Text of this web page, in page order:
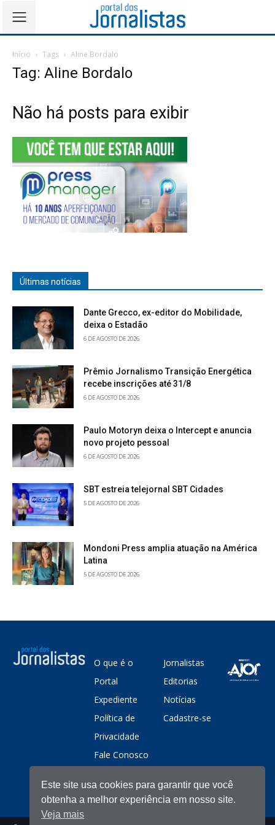
Início Tags Aline Bordalo
Tag: Aline Bordalo
Não há posts para exibir
Últimas notícias
Dante Grecco, ex-editor do Mobilidade,
deixa o Estadão
6 DE AGOSTO DE 2026
Prêmio Jornalismo Transição Energética
recebe inscrições até 31/8
6 DE AGOSTO DE 2026
Paulo Motoryn deixa o Intercept e anuncia
novo projeto pessoal
6 DE AGOSTO DE 2026
SBT estreia telejornal SBT Cidades
5 DE AGOSTO DE 2026
Mondoni Press amplia atuação na América
Latina
5 DE AGOSTO DE 2026
O que é o
Portal
Expediente
Política de
Privacidade
Fale Conosco
Jornalistas
Editorias
Notícias
Cadastre-se
Este site usa cookies para garantir que você
obtenha a melhor experiência em nosso site.
Veja mais